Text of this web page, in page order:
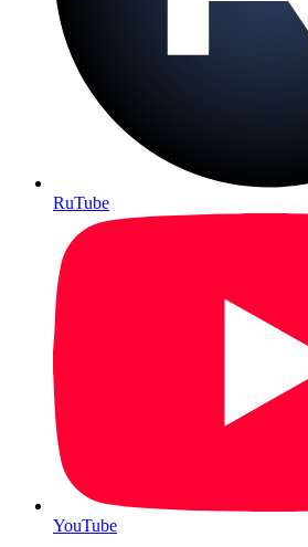
RuTube
YouTube